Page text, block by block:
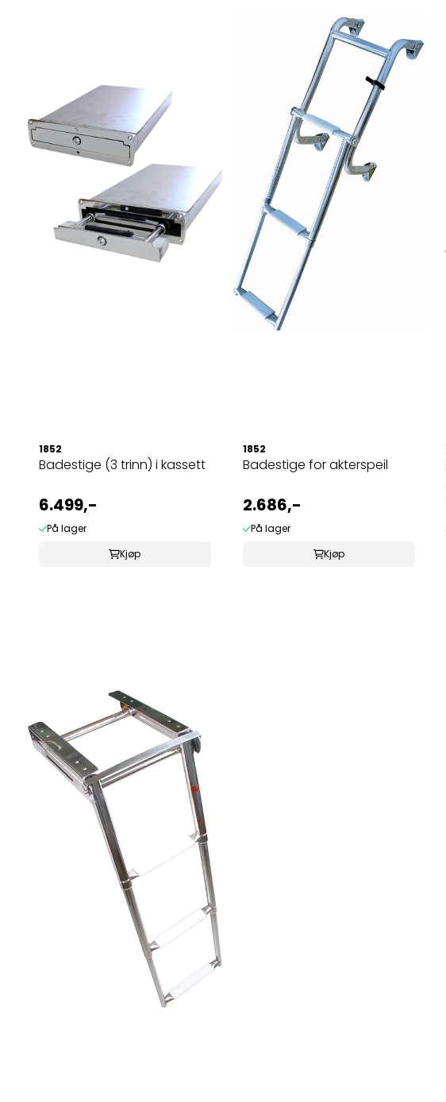
1852
Badestige (3 trinn) i kassett
6.499,-
På lager
Kjøp
1852
Badestige for akterspeil
2.686,-
På lager
Kjøp